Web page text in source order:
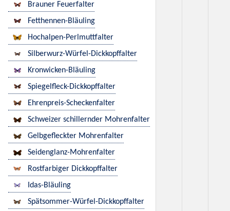
Brauner Feuerfalter
Fetthennen-Bläuling
Hochalpen-Perlmuttfalter
Silberwurz-Würfel-Dickkopffalter
Kronwicken-Bläuling
Spiegelfleck-Dickkopffalter
Ehrenpreis-Scheckenfalter
Schweizer schillernder Mohrenfalter
Gelbgefleckter Mohrenfalter
Seidenglanz-Mohrenfalter
Rostfarbiger Dickkopffalter
Idas-Bläuling
Spätsommer-Würfel-Dickkopffalter